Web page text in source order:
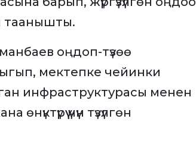
оңдоп-түзөө
мектепке чейинки
инфраструктурасы менен
үчүн түзүлгөн